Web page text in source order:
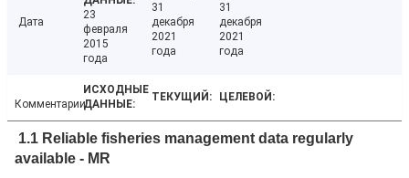
Дата
23
февраля
2015
года
31
декабря
2021
года
31
декабря
2021
года
Комментарии
1.1 Reliable fisheries management data regularly
available - MR